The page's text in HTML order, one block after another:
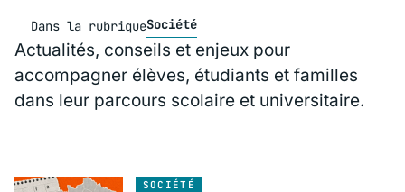
Dans la rubriqueSociété
Actualités, conseils et enjeux pour
accompagner élèves, étudiants et familles
dans leur parcours scolaire et universitaire.
SOCIÉTÉ